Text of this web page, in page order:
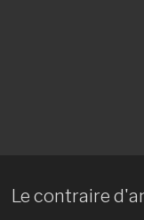
Le contraire